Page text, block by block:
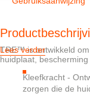
TRE™ is ontwikkeld
huidplaat,
Kleefkracht -
zorgen die de
Lees verder